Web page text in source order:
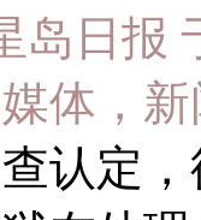
岛日报
体，
认定